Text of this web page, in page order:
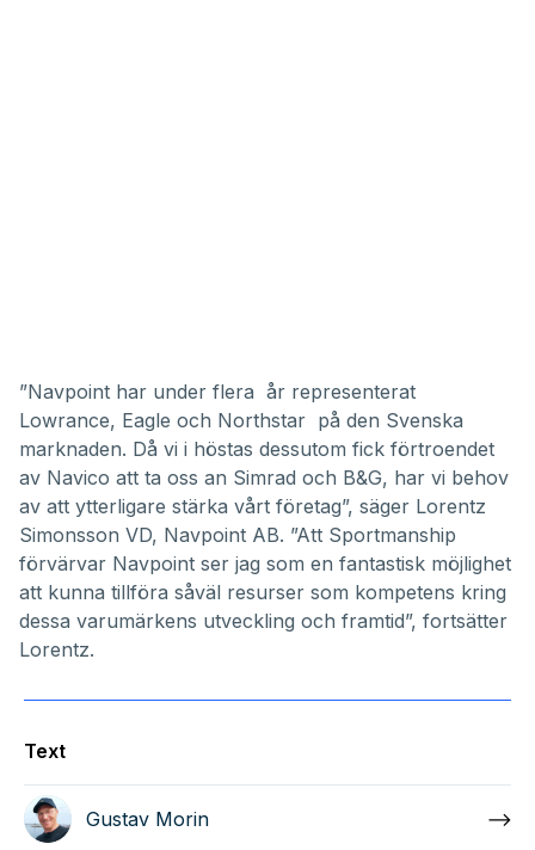
”Navpoint har under flera år representerat
Lowrance, Eagle och Northstar på den Svenska
marknaden. Då vi i höstas dessutom fick förtroendet
av Navico att ta oss an Simrad och B&G, har vi behov
av att ytterligare stärka vårt företag”, säger Lorentz
Simonsson VD, Navpoint AB. ”Att Sportmanship
förvärvar Navpoint ser jag som en fantastisk möjlighet
att kunna tillföra såväl resurser som kompetens kring
dessa varumärkens utveckling och framtid”, fortsätter
Lorentz.
Text
Gustav Morin